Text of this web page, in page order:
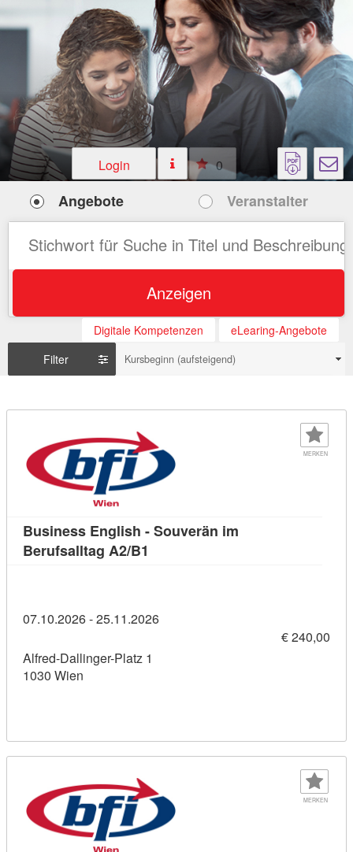
Login 0
Angebote Veranstalter
Anzeigen
Digitale Kompetenzen
eLearing-Angebote
Filter
Kursbeginn (aufsteigend)
MERKEN
Business English - Souverän im
Berufsalltag A2/B1
07.10.2026 - 25.11.2026
€ 240,00
Alfred-Dallinger-Platz 1
1030 Wien
MERKEN